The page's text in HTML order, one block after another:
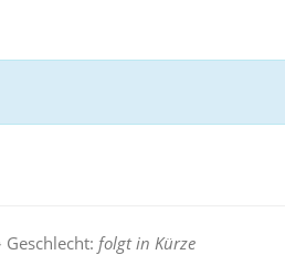
Geschlecht: folgt in Kürze